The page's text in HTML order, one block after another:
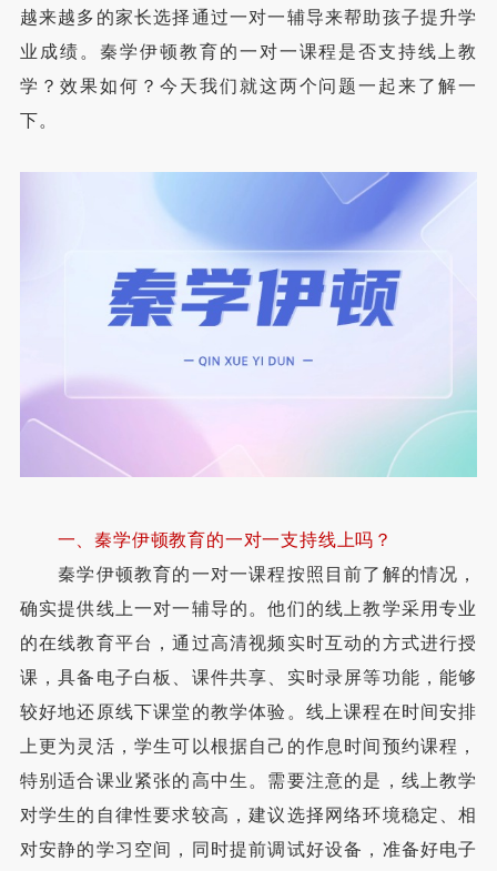
越来越多的家长选择通过一对一辅导来帮助孩子提升学
业成绩。秦学伊顿教育的一对一课程是否支持线上教
学？效果如何？今天我们就这两个问题一起来了解一
下。
一、秦学伊顿教育的一对一支持线上吗？
秦学伊顿教育的一对一课程按照目前了解的情况，
确实提供线上一对一辅导的。他们的线上教学采用专业
的在线教育平台，通过高清视频实时互动的方式进行授
课，具备电子白板、课件共享、实时录屏等功能，能够
较好地还原线下课堂的教学体验。线上课程在时间安排
上更为灵活，学生可以根据自己的作息时间预约课程，
特别适合课业紧张的高中生。需要注意的是，线上教学
对学生的自律性要求较高，建议选择网络环境稳定、相
对安静的学习空间，同时提前调试好设备，准备好电子